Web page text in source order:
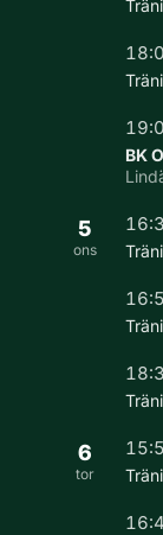
BK
5
ons
6
tor